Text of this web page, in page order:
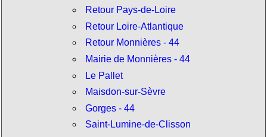
Retour Pays-de-Loire
Retour Loire-Atlantique
Retour Monnières - 44
Mairie de Monnières - 44
Le Pallet
Maisdon-sur-Sèvre
Gorges - 44
Saint-Lumine-de-Clisson